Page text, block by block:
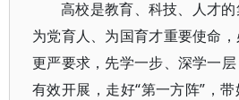
高校是教育、科技、人才
为党育人、为国育才重要使命，
更严要求，先学一步、深学一
有效开展，走好“第一方阵”，